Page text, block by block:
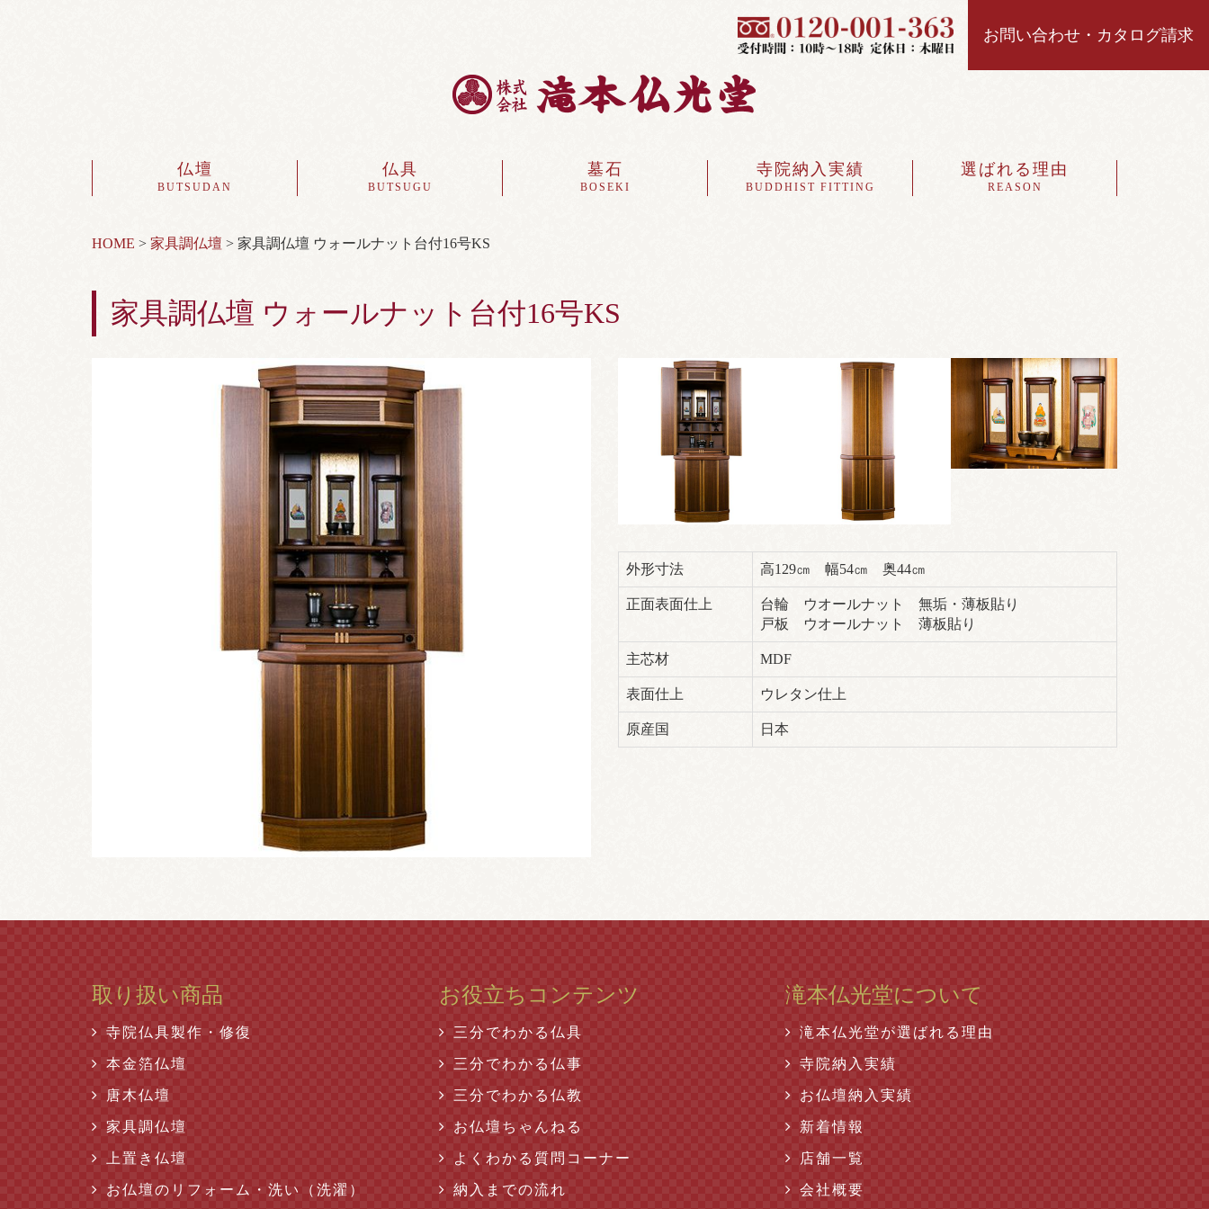
お問い合わせ・カタログ請求
仏壇
BUTSUDAN
仏具
BUTSUGU
墓石
BOSEKI
寺院納入実績
BUDDHIST FITTING
選ばれる理由
REASON
HOME > 家具調仏壇 > 家具調仏壇 ウォールナット台付16号KS
家具調仏壇 ウォールナット台付16号KS
外形寸法 高129㎝ 幅54㎝ 奥44㎝
正面表面仕上
台輪 ウオールナット 無垢・薄板貼り
戸板 ウオールナット 薄板貼り
主芯材 MDF
表面仕上 ウレタン仕上
原産国 日本
取り扱い商品
寺院仏具製作・修復
本金箔仏壇
唐木仏壇
家具調仏壇
上置き仏壇
お仏壇のリフォーム・洗い（洗濯）
お役立ちコンテンツ
三分でわかる仏具
三分でわかる仏事
三分でわかる仏教
お仏壇ちゃんねる
よくわかる質問コーナー
納入までの流れ
滝本仏光堂について
滝本仏光堂が選ばれる理由
寺院納入実績
お仏壇納入実績
新着情報
店舗一覧
会社概要